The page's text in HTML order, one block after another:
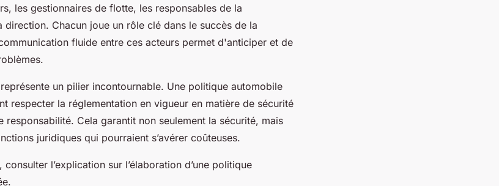
les gestionnaires de flotte, les responsables de la
direction. Chacun joue un rôle clé dans le succès de la
fluide entre ces acteurs permet d'anticiper et de
un pilier incontournable. Une politique automobile
respecter la réglementation en vigueur en matière de sécurité
responsabilité. Cela garantit non seulement la sécurité, mais
juridiques qui pourraient s’avérer coûteuses.
l’explication sur l’élaboration d’une politique